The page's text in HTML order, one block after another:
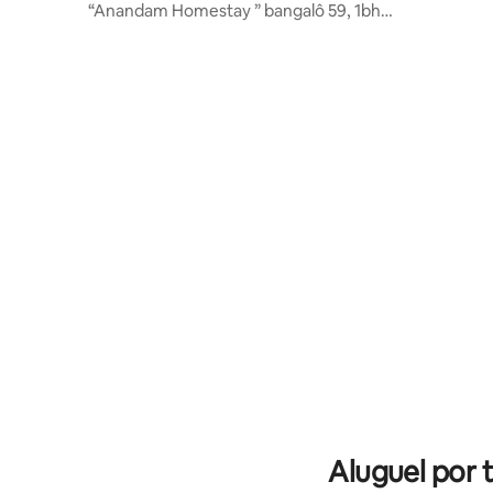
“Anandam Homestay ” bangalô 59, 1bhk
Aluguel por